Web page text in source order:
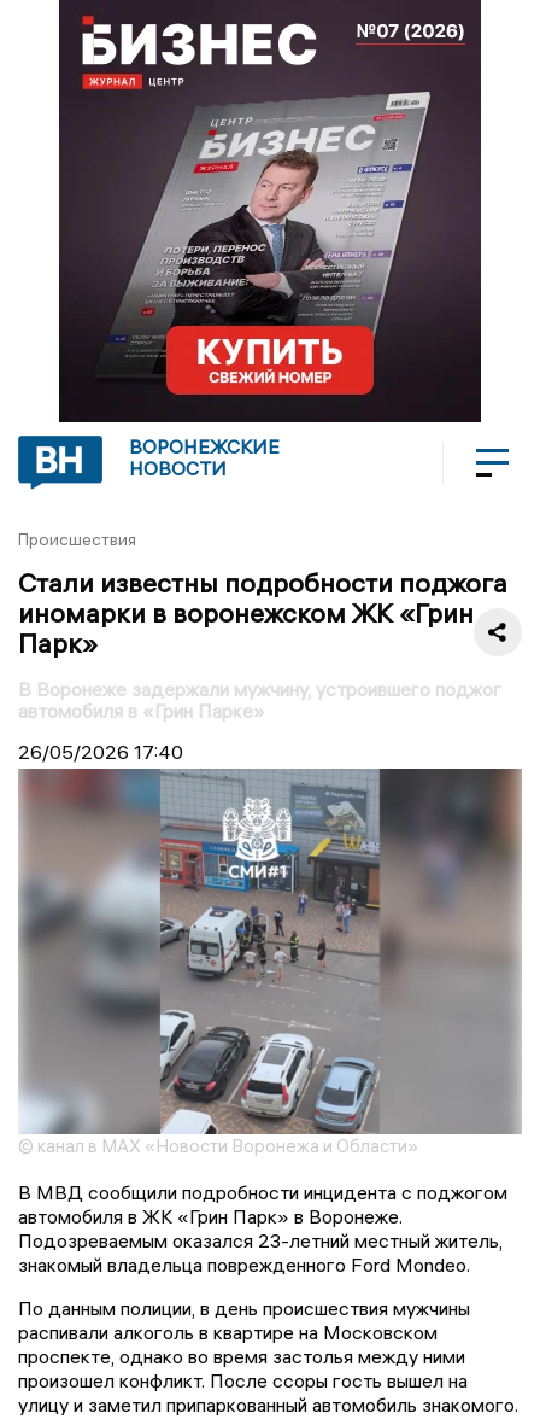
ВОРОНЕЖСКИЕ
НОВОСТИ
Происшествия
Стали известны подробности поджога
иномарки в воронежском ЖК «Грин
Парк»
В Воронеже задержали мужчину, устроившего поджог
автомобиля в «Грин Парке»
26/05/2026 17:40
© канал в MAX «Новости Воронежа и Области»
В МВД сообщили подробности инцидента с поджогом
автомобиля в ЖК «Грин Парк» в Воронеже.
Подозреваемым оказался 23-летний местный житель,
знакомый владельца поврежденного Ford Mondeo.
По данным полиции, в день происшествия мужчины
распивали алкоголь в квартире на Московском
проспекте, однако во время застолья между ними
произошел конфликт. После ссоры гость вышел на
улицу и заметил припаркованный автомобиль знакомого.